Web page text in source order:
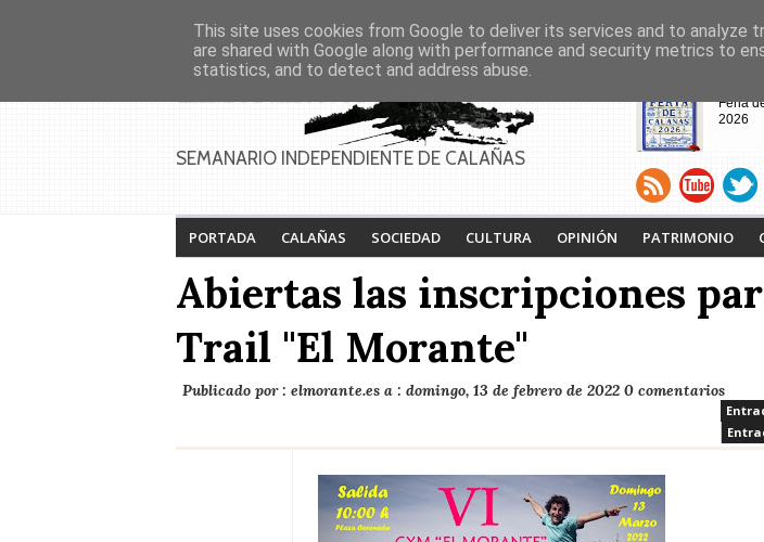
PAGINAS Inicio Contacto Anúnciate
SEMANARIO INDEPENDIENTE DE CALAÑAS
Feria
2026
VIII
PORTADA CALAÑAS SOCIEDAD CULTURA OPINIÓN PATRIMONIO
Abiertas las inscripciones
Trail "El Morante"
Publicado por : elmorante.es a : domingo, 13 de febrero de 2022 0 comentarios
This site uses cookies from Google to deliver its services and to analyze
are shared with Google along with performance and security metrics to
statistics, and to detect and address abuse.